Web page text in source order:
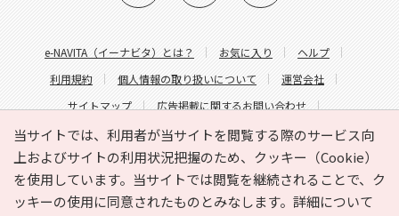
当サイトでは、利用者が当サイトを閲覧する際のサービス向
上およびサイトの利用状況把握のため、クッキー（Cookie）
を使用しています。当サイトでは閲覧を継続されることで、ク
ッキーの使用に同意されたものとみなします。詳細について
e-NAVITA（イーナビタ）とは？ お気に入り
ヘルプ
利用規約
個人情報の取り扱いについて
運営会社
サイトマップ
広告掲載に関するお問い合わせ
サイトの内容に関するお問い合わせ